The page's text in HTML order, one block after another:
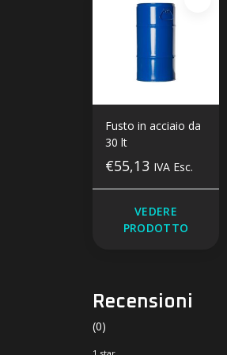
Fusto in acciaio da
30 lt
€55,13 IVA Esc.
VEDERE
PRODOTTO
Recensioni
(0)